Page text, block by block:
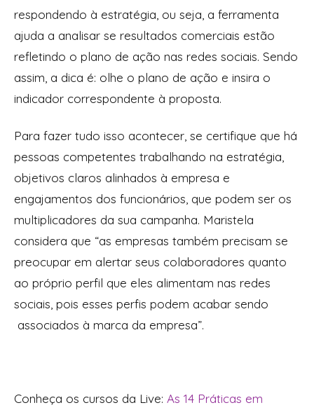
respondendo à estratégia, ou seja, a ferramenta
ajuda a analisar se resultados comerciais estão
refletindo o plano de ação nas redes sociais. Sendo
assim, a dica é: olhe o plano de ação e insira o
indicador correspondente à proposta.
Para fazer tudo isso acontecer, se certifique que há
pessoas competentes trabalhando na estratégia,
objetivos claros alinhados à empresa e
engajamentos dos funcionários, que podem ser os
multiplicadores da sua campanha. Maristela
considera que “as empresas também precisam se
preocupar em alertar seus colaboradores quanto
ao próprio perfil que eles alimentam nas redes
sociais, pois esses perfis podem acabar sendo
associados à marca da empresa”.
Conheça os cursos da Live: As 14 Práticas em